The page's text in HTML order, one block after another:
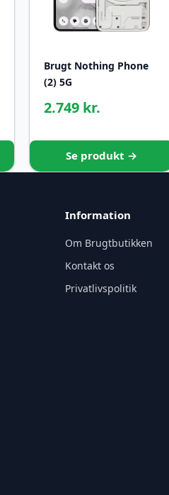
Brugt Nothing Phone
(2) 5G
2.749 kr.
Se produkt →
Information
Om Brugtbutikken
Kontakt os
Privatlivspolitik